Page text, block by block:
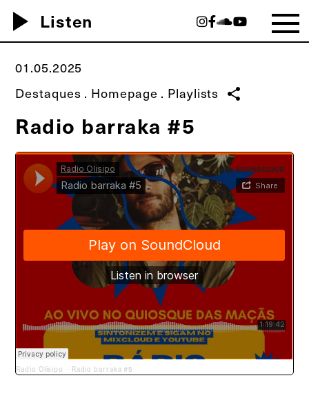
play_arrow Listen
01.05.2025
Destaques . Homepage . Playlists share
Radio barraka #5
Radio Olisipo · Radio barraka #5